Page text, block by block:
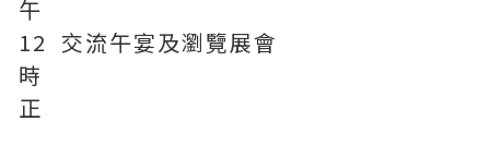
午
12
時
正
交流午宴及瀏覽展會